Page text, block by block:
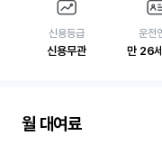
신용등급
신용무관
운전
만 26
월 대여료